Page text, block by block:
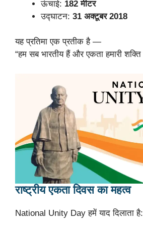
ऊंचाई: 182 मीटर
उद्घाटन: 31 अक्टूबर 2018
यह प्रतिमा एक प्रतीक है —
“हम सब भारतीय हैं और एकता हमारी शक्ति
राष्ट्रीय एकता दिवस का महत्व
National Unity Day हमें याद दिलाता है: